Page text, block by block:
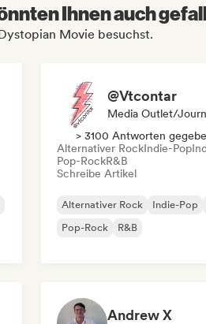
Ihnen auch
Movie besuchst.
@Vtcontar
Media Outlet/
> 3100 Antworten
Alternativer RockIndie-Pop
Pop-RockR&B
Schreibe Artikel
Alternativer Rock Indie-Pop
Pop-Rock
R&B
Andrew X